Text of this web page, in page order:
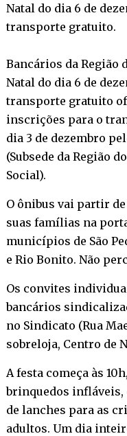
Natal do dia 6 de
transporte gratuito.
Bancários da Região
Natal do dia 6 de
transporte gratuito
inscrições para o
dia 3 de dezembro
(Subsede da Região
Social).
O ônibus vai partir
suas famílias na
municípios de São
e Rio Bonito. Não
Os convites
bancários
no Sindicato (Rua
sobreloja, Centro de
A festa começa às
brinquedos infláveis,
de lanches para as
adultos. Um dia